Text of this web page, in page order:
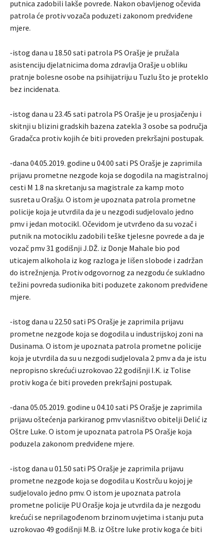
putnica zadobili lakše povrede. Nakon obavljenog očevida
patrola će protiv vozača poduzeti zakonom predviđene
mjere.
-istog dana u 18.50 sati patrola PS Orašje je pružala
asistenciju djelatnicima doma zdravlja Orašje u obliku
pratnje bolesne osobe na psihijatriju u Tuzlu što je proteklo
bez incidenata.
-istog dana u 23.45 sati patrola PS Orašje je u prosjačenju i
skitnji u blizini gradskih bazena zatekla 3 osobe sa područja
Gradačca protiv kojih će biti proveden prekršajni postupak.
-dana 04.05.2019. godine u 04.00 sati PS Orašje je zaprimila
prijavu prometne nezgode koja se dogodila na magistralnoj
cesti M 1.8 na skretanju sa magistrale za kamp moto
susreta u Orašju. O istom je upoznata patrola prometne
policije koja je utvrdila da je u nezgodi sudjelovalo jedno
pmv i jedan motocikl. Očevidom je utvrđeno da su vozač i
putnik na motociklu zadobili teške tjelesne povrede a da je
vozač pmv 31 godišnji J.DŽ. iz Donje Mahale bio pod
uticajem alkohola iz kog razloga je lišen slobode i zadržan
do istrežnjenja. Protiv odgovornog za nezgodu će sukladno
težini povreda sudionika biti poduzete zakonom predviđene
mjere.
-istog dana u 22.50 sati PS Orašje je zaprimila prijavu
prometne nezgode koja se dogodila u industrijskoj zoni na
Dusinama. O istom je upoznata patrola prometne policije
koja je utvrdila da su u nezgodi sudjelovala 2 pmv a da je istu
nepropisno skrećući uzrokovao 22 godišnji I.K. iz Tolise
protiv koga će biti proveden prekršajni postupak.
-dana 05.05.2019. godine u 04.10 sati PS Orašje je zaprimila
prijavu oštećenja parkiranog pmv vlasništvo obitelji Delić iz
Oštre Luke. O istom je upoznata patrola PS Orašje koja
poduzela zakonom predviđene mjere.
-istog dana u 01.50 sati PS Orašje je zaprimila prijavu
prometne nezgode koja se dogodila u Kostrču u kojoj je
sudjelovalo jedno pmv. O istom je upoznata patrola
prometne policije PU Orašje koja je utvrdila da je nezgodu
krećući se neprilagođenom brzinom uvjetima i stanju puta
uzrokovao 49 godišnji M.B. iz Oštre luke protiv koga će biti